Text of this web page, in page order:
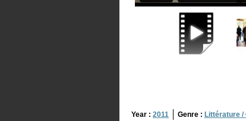
Year : 2011 Genre : Littérature /